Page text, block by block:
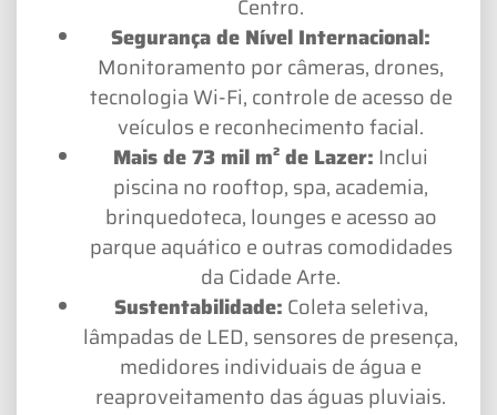
Centro.
Segurança de Nível Internacional:
Monitoramento por câmeras, drones,
tecnologia Wi-Fi, controle de acesso de
veículos e reconhecimento facial.
Mais de 73 mil m² de Lazer: Inclui
piscina no rooftop, spa, academia,
brinquedoteca, lounges e acesso ao
parque aquático e outras comodidades
da Cidade Arte.
Sustentabilidade: Coleta seletiva,
lâmpadas de LED, sensores de presença,
medidores individuais de água e
reaproveitamento das águas pluviais.